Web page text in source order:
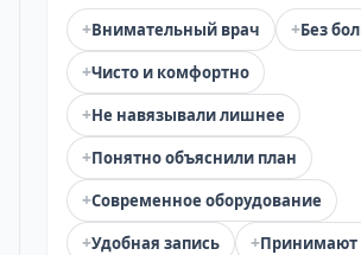
+Внимательный врач +Без
+Чисто и комфортно
+Не навязывали лишнее
+Понятно объяснили план
+Современное оборудование
+Удобная запись +Принимают